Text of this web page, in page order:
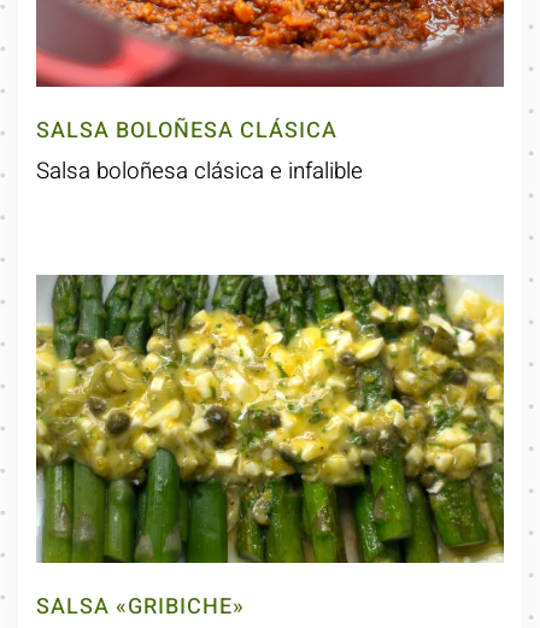
SALSA BOLOÑESA CLÁSICA
Salsa boloñesa clásica e infalible
SALSA «GRIBICHE»